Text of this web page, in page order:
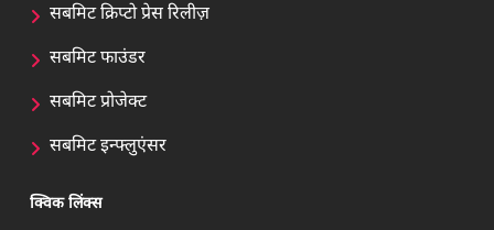
सबमिट क्रिप्टो प्रेस रिलीज़
सबमिट फाउंडर
सबमिट प्रोजेक्ट
सबमिट इन्फ्लुएंसर
क्विक लिंक्स